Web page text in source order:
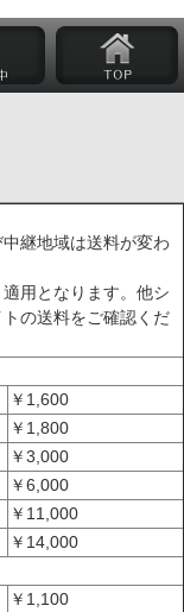
継地域は送料が変わ
用となります。他シ
の送料をご確認くだ
￥1,600
￥1,800
￥3,000
￥6,000
￥11,000
￥14,000
￥1,100